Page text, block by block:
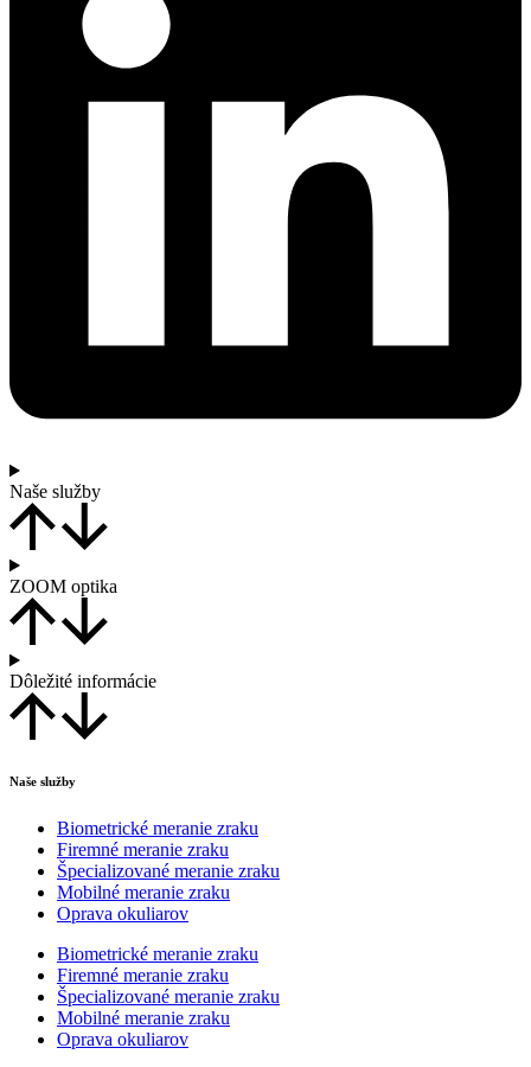
Naše služby
ZOOM optika
Dôležité informácie
Naše služby
Biometrické meranie zraku
Firemné meranie zraku
Špecializované meranie zraku
Mobilné meranie zraku
Oprava okuliarov
Biometrické meranie zraku
Firemné meranie zraku
Špecializované meranie zraku
Mobilné meranie zraku
Oprava okuliarov